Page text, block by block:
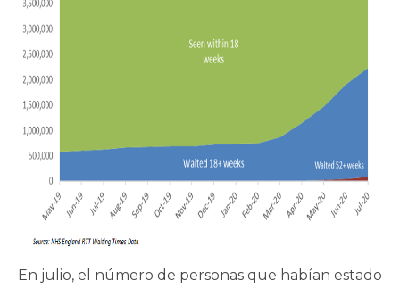
En julio, el número de personas que habían estado